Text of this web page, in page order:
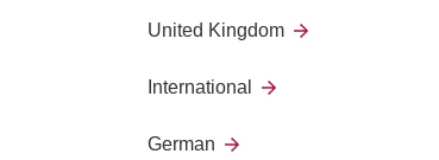
sensorer/alarm
United Kingdom
International
German